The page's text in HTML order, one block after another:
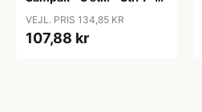
VEJL. PRIS 134,85 KR
107,88 kr